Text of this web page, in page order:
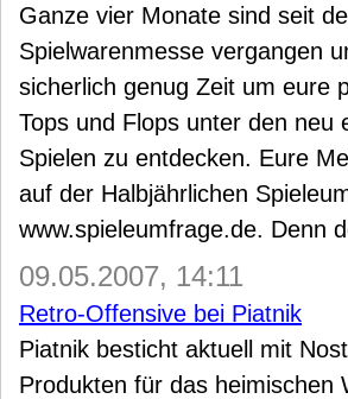
Ganze vier Monate sind seit
Spielwarenmesse vergangen
sicherlich genug Zeit um eure
Tops und Flops unter den neu
Spielen zu entdecken. Eure
auf der Halbjährlichen
www.spieleumfrage.de. Denn
09.05.2007, 14:11
Retro-Offensive bei Piatnik
Piatnik besticht aktuell mit
Produkten für das heimischen